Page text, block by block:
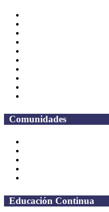
Comunidades
Educación Continua